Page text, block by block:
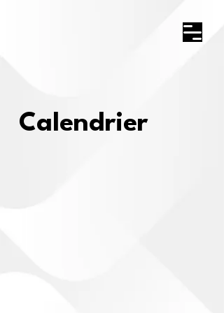
Calendrier